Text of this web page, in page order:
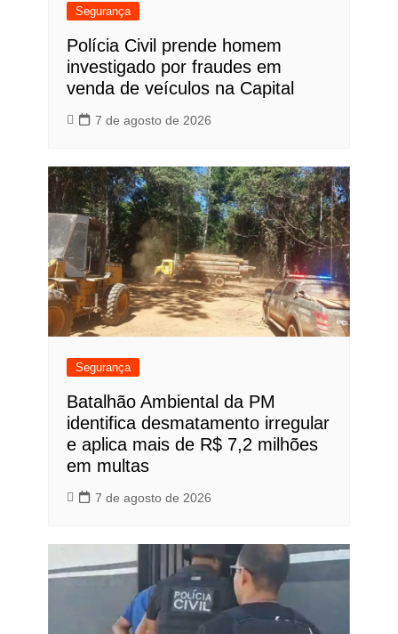
Segurança
Polícia Civil prende homem
investigado por fraudes em
venda de veículos na Capital
7 de agosto de 2026
Segurança
Batalhão Ambiental da PM
identifica desmatamento irregular
e aplica mais de R$ 7,2 milhões
em multas
7 de agosto de 2026